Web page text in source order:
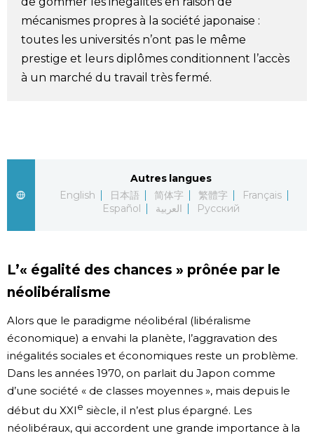
Séries
Personnages
mécanismes propres à la société japonaise :
toutes les universités n’ont pas le même
prestige et leurs diplômes conditionnent l’accès
à un marché du travail très fermé.
Autres langues
English
日本語 简体字 繁體字
Français
Español
العربية Русский
L’« égalité des chances » prônée par le
néolibéralisme
Alors que le paradigme néolibéral (libéralisme
économique) a envahi la planète, l’aggravation des
inégalités sociales et économiques reste un problème.
Dans les années 1970, on parlait du Japon comme
d’une société « de classes moyennes », mais depuis le
début du XXI e siècle, il n’est plus épargné. Les
néolibéraux, qui accordent une grande importance à la